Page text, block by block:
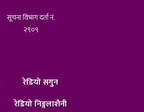
सूचना विभाग दर्ता नं.
२९०९
रेडियो सगुन
रेडियो निङ्गलाशैनी